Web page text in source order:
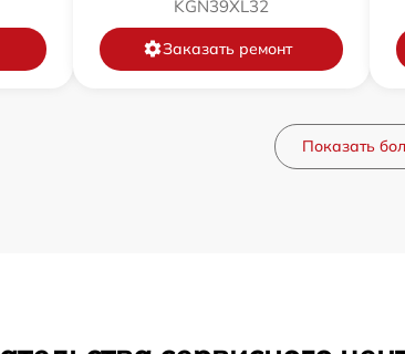
KGN39XL32
Заказать ремонт
Показать